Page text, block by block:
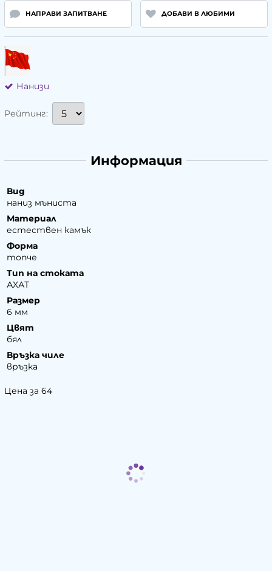
НАПРАВИ ЗАПИТВАНЕ ДОБАВИ В ЛЮБИМИ
Нанизи
Рейтинг:
Информация
Вид
наниз мъниста
Материал
естествен камък
Форма
топче
Тип на стоката
АХАТ
Размер
6 мм
Цвят
бял
Връзка чиле
връзка
Цена за 64